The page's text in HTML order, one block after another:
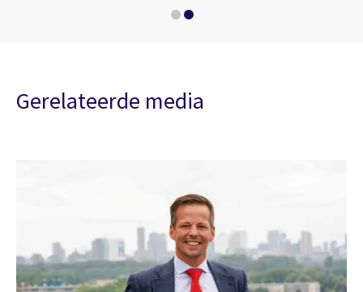
Gerelateerde media